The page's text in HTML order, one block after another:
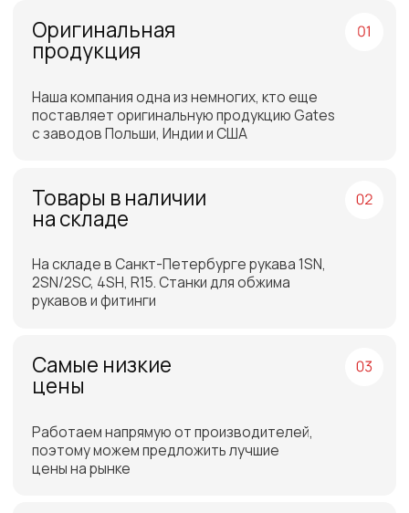
эффективную продукцию
Работаем по всей
России и СНГ
Подбор самых выгодных
транспортных компаний для
доставки
оплаты